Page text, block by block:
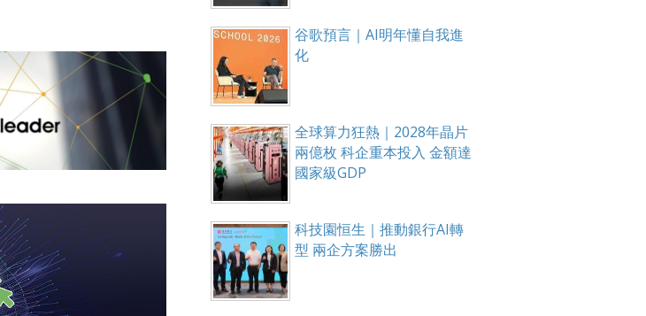
谷歌預言｜AI明年懂自我進
化
全球算力狂熱｜2028年晶片
兩億枚 科企重本投入 金額達
國家級GDP
科技園恒生｜推動銀行AI轉
型 兩企方案勝出